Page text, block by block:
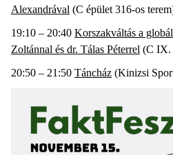
Alexandrával (C épület 316-os
19:10 – 20:40 Korszakváltás a
Zoltánnal és dr. Tálas Péterrel (C IX.
20:50 – 21:50 Táncház (Kinizsi